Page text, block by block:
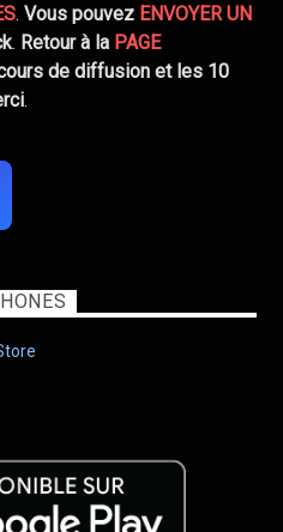
.Vous pouvez ENVOYER UN
. Retour à la PAGE
de diffusion et les 10
.